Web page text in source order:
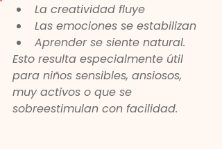
La creatividad fluye
Las emociones se estabilizan
Aprender se siente natural.
Esto resulta especialmente útil
para niños sensibles, ansiosos,
muy activos o que se
sobreestimulan con facilidad.